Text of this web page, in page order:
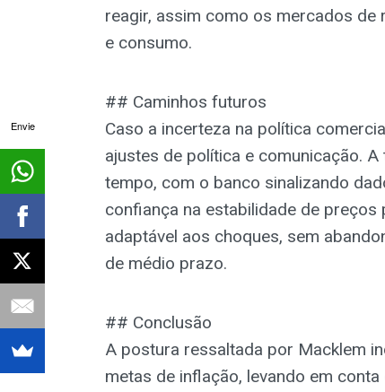
reagir, assim como os mercados de
e consumo.
## Caminhos futuros
Caso a incerteza na política
ajustes de política e comunicação.
tempo, com o banco sinalizando
confiança na estabilidade de
adaptável aos choques, sem
de médio prazo.
## Conclusão
A postura ressaltada por Macklem
metas de inflação, levando em
Envie